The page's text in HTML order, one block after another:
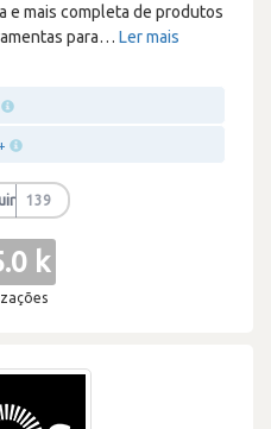
e mais completa de produtos
para… Ler mais
139
k